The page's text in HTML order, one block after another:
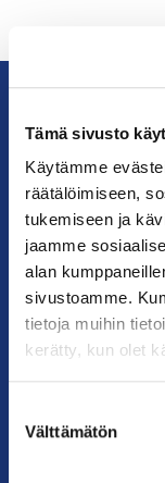
Tämä sivusto
Käytämme
räätälöimiseen,
tukemiseen ja
jaamme
alan
sivustoamme.
tietoja muihin
kerätty, kun olet
valinta
Välttämätön
seudun
kauppakamari
YHTEYSTIEDOT
Helsingin
Käyntiosoite: